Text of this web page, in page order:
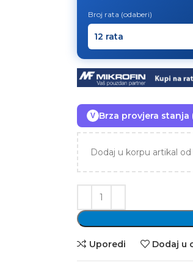
Broj rata (odaberi)
V Brza provjera stanja
Dodaj u korpu artikal od
Uporedi Dodaj u